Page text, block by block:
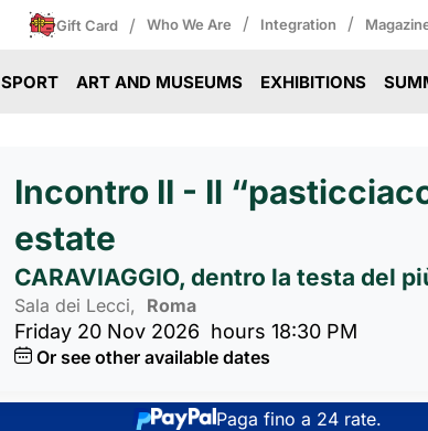
Gift Card / Who We Are / Integration /
SPORT ART AND MUSEUMS EXHIBITIONS
Incontro II - Il
estate
CARAVIAGGIO, dentro la testa del
Sala dei Lecci, Roma
Friday 20 Nov 2026 hours 18:30 PM
Or see other available dates
Paga fino a 24 rate.